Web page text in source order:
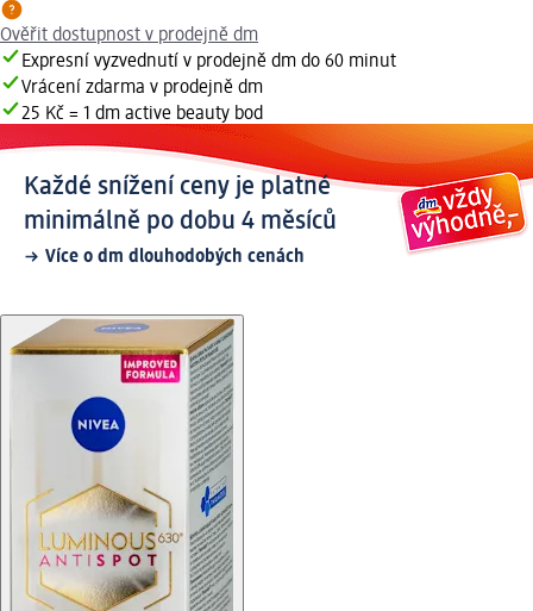
Ověřit dostupnost v prodejně dm
Expresní vyzvednutí v prodejně dm do 60 minut
Vrácení zdarma v prodejně dm
25 Kč = 1 dm active beauty bod
Každé snížení ceny je platné
minimálně po dobu 4 měsíců
Více o dm dlouhodobých cenách